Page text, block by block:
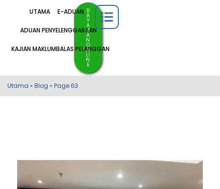
UTAMA E-ADUAN
ADUAN PENYELENGGARAAN
KAJIAN MAKLUMBALAS PELANGGAN
B
A
Y
A
R
A
N
O
N
LI
N
E
Utama » Blog » Page 63